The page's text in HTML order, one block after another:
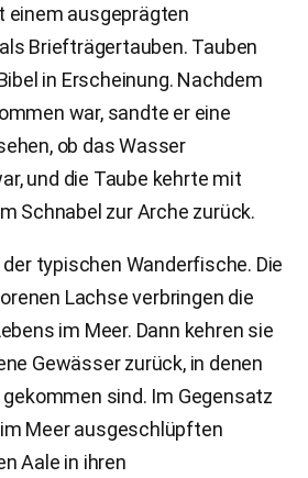
einem ausgeprägten
Briefträgertauben. Tauben
in Erscheinung. Nachdem
war, sandte er eine
ob das Wasser
und die Taube kehrte mit
Schnabel zur Arche zurück.
typischen Wanderfische. Die
Lachse verbringen die
im Meer. Dann kehren sie
Gewässer zurück, in denen
sind. Im Gegensatz
Meer ausgeschlüpften
Aale in ihren